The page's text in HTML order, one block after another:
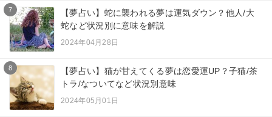
7
【夢占い】蛇に襲われる夢は運気ダウン？他人/大
蛇など状況別に意味を解説
2024年04月28日
8
【夢占い】猫が甘えてくる夢は恋愛運UP？子猫/茶
トラ/なついてなど状況別意味
2024年05月01日